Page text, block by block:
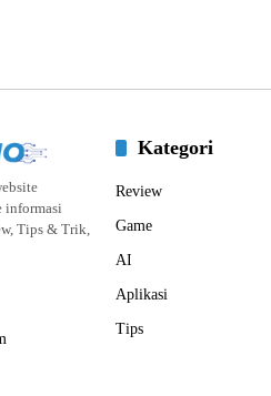
informasi
Tips & Trik,
Kategori
Review
Game
AI
Aplikasi
Tips